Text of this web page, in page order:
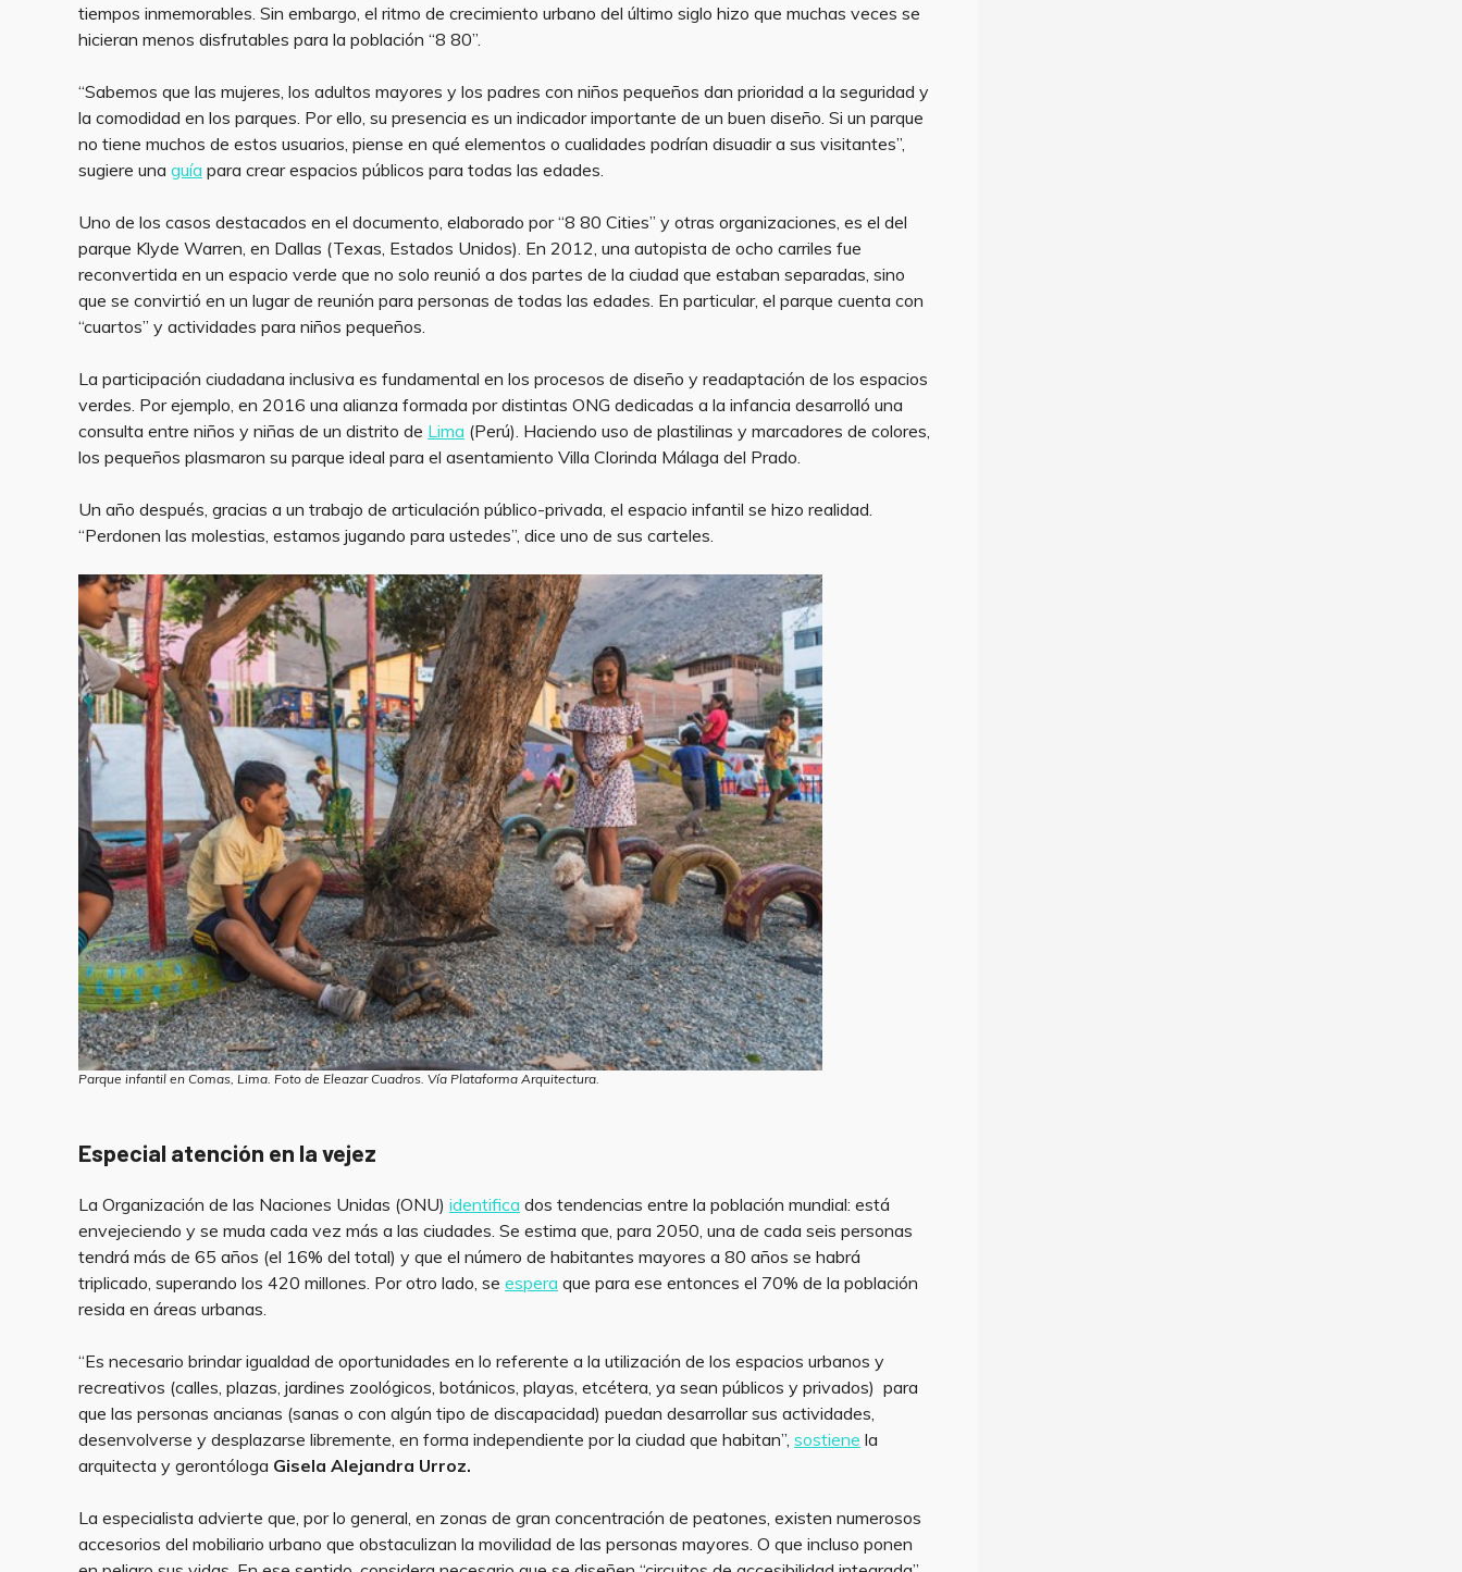
tiempos inmemorables. Sin embargo, el ritmo de crecimiento urbano del último siglo hizo que muchas veces se
hicieran menos disfrutables para la población “8 80”.
“Sabemos que las mujeres, los adultos mayores y los padres con niños pequeños dan prioridad a la seguridad y
la comodidad en los parques. Por ello, su presencia es un indicador importante de un buen diseño. Si un parque
no tiene muchos de estos usuarios, piense en qué elementos o cualidades podrían disuadir a sus visitantes”,
sugiere unaguía para crear espacios públicos para todas las edades.
Uno de los casos destacados en el documento, elaborado por “8 80 Cities” y otras organizaciones, es el del
parque Klyde Warren, en Dallas (Texas, Estados Unidos). En 2012, una autopista de ocho carriles fue
reconvertida en un espacio verde que no solo reunió a dos partes de la ciudad que estaban separadas, sino
que se convirtió en un lugar de reunión para personas de todas las edades. En particular, el parque cuenta con
“cuartos” y actividades para niños pequeños.
La participación ciudadana inclusiva es fundamental en los procesos de diseño y readaptación de los espacios
verdes. Por ejemplo, en 2016 una alianza formada por distintas ONG dedicadas a la infancia desarrolló una
consulta entre niños y niñas de un distrito de Lima (Perú). Haciendo uso de plastilinas y marcadores de colores,
los pequeños plasmaron su parque ideal para el asentamiento Villa Clorinda Málaga del Prado.
Un año después, gracias a un trabajo de articulación público-privada, el espacio infantil se hizo realidad.
“Perdonen las molestias, estamos jugando para ustedes”, dice uno de sus carteles.
Parque infantil en Comas, Lima. Foto de Eleazar Cuadros. Vía Plataforma Arquitectura.
Especial atención en la vejez
La Organización de las Naciones Unidas (ONU)identifica dos tendencias entre la población mundial: está
envejeciendo y se muda cada vez más a las ciudades. Se estima que, para 2050, una de cada seis personas
tendrá más de 65 años (el 16% del total) y que el número de habitantes mayores a 80 años se habrá
triplicado, superando los 420 millones. Por otro lado, seespera que para ese entonces el 70% de la población
resida en áreas urbanas.
“Es necesario brindar igualdad de oportunidades en lo referente a la utilización de los espacios urbanos y
recreativos (calles, plazas, jardines zoológicos, botánicos, playas, etcétera, ya sean públicos y privados) para
que las personas ancianas (sanas o con algún tipo de discapacidad) puedan desarrollar sus actividades,
desenvolverse y desplazarse libremente, en forma independiente por la ciudad que habitan”,sostiene la
arquitecta y gerontóloga Gisela Alejandra Urroz.
La especialista advierte que, por lo general, en zonas de gran concentración de peatones, existen numerosos
accesorios del mobiliario urbano que obstaculizan la movilidad de las personas mayores. O que incluso ponen